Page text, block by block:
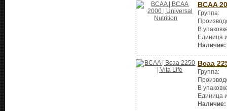
BCAA
Группа:
В
Единица
Наличие:
Bcaa
Группа:
В
Единица
Наличие: